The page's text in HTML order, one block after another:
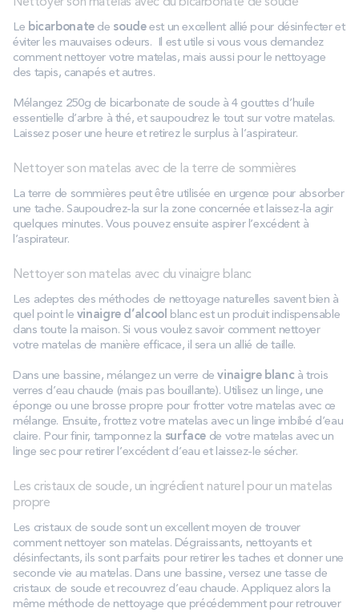
Le bicarbonatede soudeest un excellent allié pour désinfecter et
éviter les mauvaises odeurs. Il est utile si vous vous demandez
comment nettoyer votre matelas, mais aussi pour le nettoyage
des tapis, canapés et autres.
Mélangez 250g de bicarbonate de soude à 4 gouttes d’huile
essentielle d’arbre à thé, et saupoudrez le tout sur votre matelas.
Laissez poser une heure et retirez le surplus à l’aspirateur.
Nettoyer son matelas avec de la terre de sommières
La terre de sommières peut être utilisée en urgence pour absorber
une tache. Saupoudrez-la sur la zone concernée et laissez-la agir
quelques minutes. Vous pouvez ensuite aspirer l’excédent à
l’aspirateur.
Nettoyer son matelas avec du vinaigre blanc
Les adeptes des méthodes de nettoyage naturelles savent bien à
quel point le vinaigre d’alcool blanc est un produit indispensable
dans toute la maison. Si vous voulez savoir comment nettoyer
votre matelas de manière efficace, il sera un allié de taille.
Dans une bassine, mélangez un verre devinaigre blanc à trois
verres d’eau chaude (mais pas bouillante). Utilisez un linge, une
éponge ou une brosse propre pour frotter votre matelas avec ce
mélange. Ensuite, frottez votre matelas avec un linge imbibé d’eau
claire. Pour finir, tamponnez la surface de votre matelas avec un
linge sec pour retirer l’excédent d’eau et laissez-le sécher.
Les cristaux de soude, un ingrédient naturel pour un matelas
propre
Les cristaux de soude sont un excellent moyen de trouver
comment nettoyer son matelas. Dégraissants, nettoyants et
désinfectants, ils sont parfaits pour retirer les taches et donner une
seconde vie au matelas. Dans une bassine, versez une tasse de
cristaux de soude et recouvrez d’eau chaude. Appliquez alors la
même méthode de nettoyage que précédemment pour retrouver